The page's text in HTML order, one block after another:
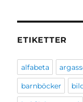
ETIKETTER
alfabeta
barnböcker